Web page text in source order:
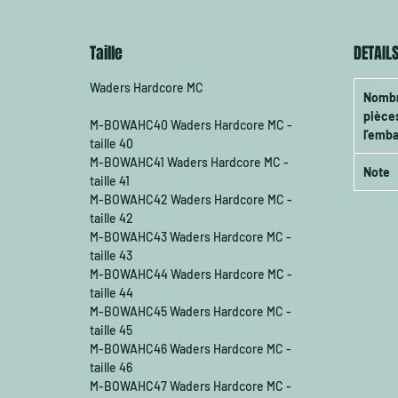
haute
vous
Taille
Waders Hardcore MC
M-BOWAHC40 Waders Hardcore MC -
taille 40
M-BOWAHC41 Waders Hardcore MC -
taille 41
M-BOWAHC42 Waders Hardcore MC -
taille 42
M-BOWAHC43 Waders Hardcore MC -
taille 43
M-BOWAHC44 Waders Hardcore MC -
taille 44
M-BOWAHC45 Waders Hardcore MC -
taille 45
M-BOWAHC46 Waders Hardcore MC -
taille 46
M-BOWAHC47 Waders Hardcore MC -
DETAILS
Note